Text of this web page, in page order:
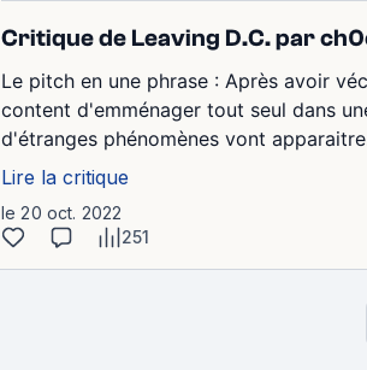
Critique de Leaving D.C. par
Le pitch en une phrase : Après avoir
content d'emménager tout seul dans
d'étranges phénomènes vont
Lire la critique
le 20 oct. 2022
251